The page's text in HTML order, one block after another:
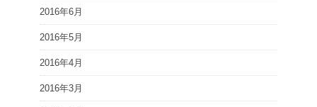
2016年6月
2016年5月
2016年4月
2016年3月